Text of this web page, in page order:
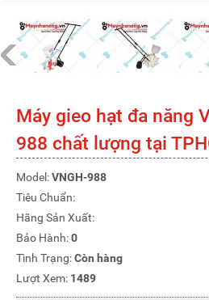
Máy gieo hạt đa năng
988 chất lượng tại
Model:VNGH-988
Tiêu Chuẩn:
Hãng Sản Xuất:
Bảo Hành:0
Tình Trạng:Còn hàng
Lượt Xem: 1489